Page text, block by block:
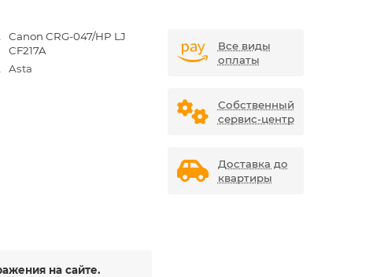
Canon CRG-047/HP LJ
CF217A
Asta
на сайте.
Все виды
оплаты
Собственный
сервис-центр
Доставка до
квартиры